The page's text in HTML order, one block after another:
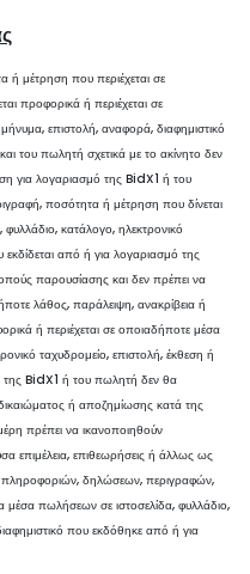
μέτρηση που περιέχεται σε
προφορικά ή περιέχεται σε
επιστολή, αναφορά, διαφημιστικό
του πωλητή σχετικά με το ακίνητο δεν
για λογαριασμό της BidX1 ή του
ποσότητα ή μέτρηση που δίνεται
φυλλάδιο, κατάλογο, ηλεκτρονικό
από ή για λογαριασμό της
παρουσίασης και δεν πρέπει να
λάθος, παράλειψη, ανακρίβεια ή
ή περιέχεται σε οποιαδήποτε μέσα
ταχυδρομείο, επιστολή, έκθεση ή
της BidX1 ή του πωλητή δεν θα
ή αποζημίωσης κατά της
πρέπει να ικανοποιηθούν
επιμέλεια, επιθεωρήσεις ή άλλως ως
δηλώσεων, περιγραφών,
μέσα πωλήσεων σε ιστοσελίδα, φυλλάδιο,
που εκδόθηκε από ή για